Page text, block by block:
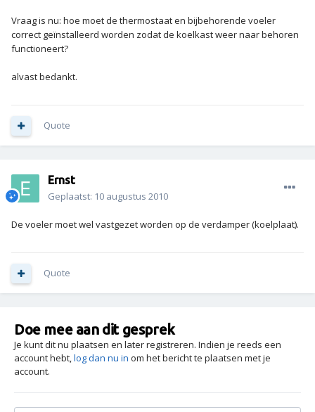
Vraag is nu: hoe moet de thermostaat en bijbehorende voeler
correct geïnstalleerd worden zodat de koelkast weer naar behoren
functioneert?
alvast bedankt.
Quote
Ernst
Geplaatst: 10 augustus 2010
De voeler moet wel vastgezet worden op de verdamper (koelplaat).
Quote
Doe mee aan dit gesprek
Je kunt dit nu plaatsen en later registreren. Indien je reeds een
account hebt,log dan nu in om het bericht te plaatsen met je
account.